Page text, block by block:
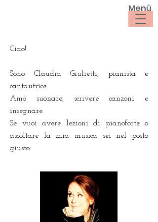
Menù
Ciao!
Sono Claudia Giulietti, pianista e
cantautrice.
Amo suonare, scrivere canzoni e
insegnare.
Se vuoi avere lezioni di pianoforte o
ascoltare la mia musica sei nel posto
giusto.